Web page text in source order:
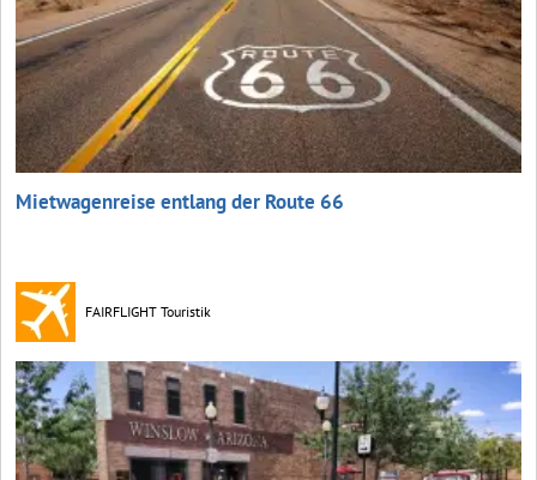
Mietwagenreise entlang der Route 66
FAIRFLIGHT Touristik